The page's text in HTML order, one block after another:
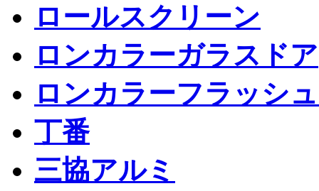
ロールスクリーン
ロンカラーガラスドア
ロンカラーフラッシ
丁番
三協アルミ